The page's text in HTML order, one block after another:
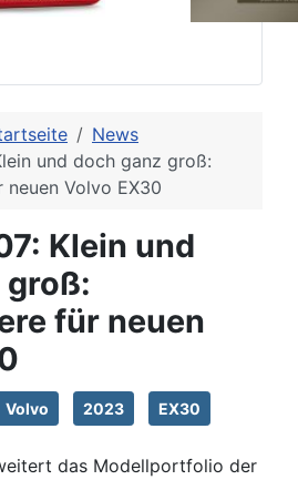
News
und doch ganz groß:
Volvo EX30
Klein und
groß:
für neuen
Volvo 2023 EX30
das Modellportfolio der